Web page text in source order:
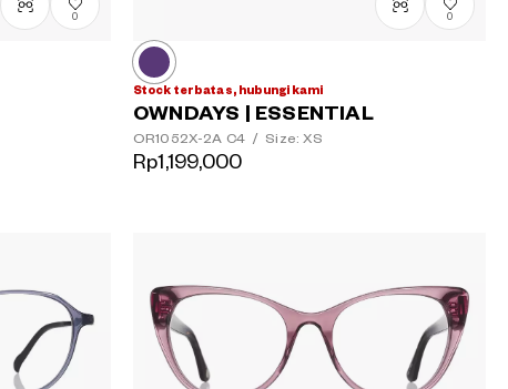
0 0
Stock terbatas, hubungi kami
OWNDAYS | ESSENTIAL
OR1052X-2A C4 / Size: XS
Rp1,199,000